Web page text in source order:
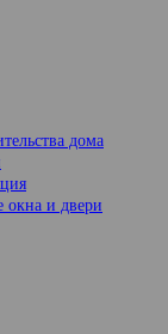
дома
и двери